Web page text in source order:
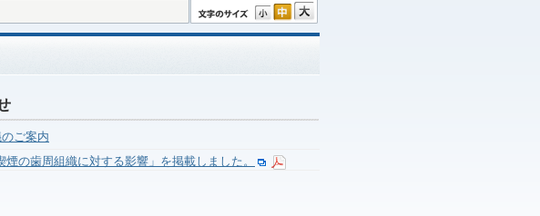
ご案内
の歯周組織に対する影響」を掲載しました。